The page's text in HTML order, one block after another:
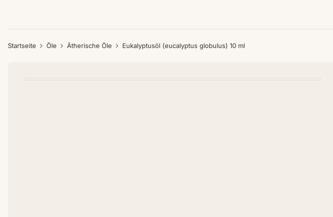
Startseite Öle Ätherische Öle Eukalyptusöl (eucalyptus globulus) 10 ml